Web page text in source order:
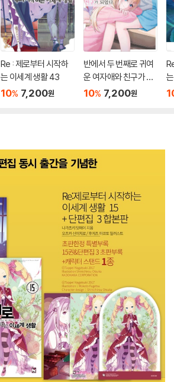
Re : 제로부터 시작하
는 이세계 생활 43
10% 7,200원
반에서 두 번째로 귀여
운 여자애와 친구가 되
었다 7.5
10% 7,200원